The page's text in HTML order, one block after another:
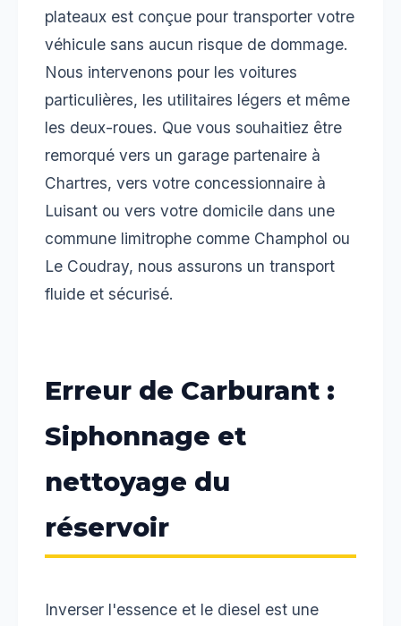
plateaux est conçue pour transporter votre
véhicule sans aucun risque de dommage.
Nous intervenons pour les voitures
particulières, les utilitaires légers et même
les deux-roues. Que vous souhaitiez être
remorqué vers un garage partenaire à
Chartres, vers votre concessionnaire à
Luisant ou vers votre domicile dans une
commune limitrophe comme Champhol ou
Le Coudray, nous assurons un transport
fluide et sécurisé.
Erreur de Carburant :
Siphonnage et
nettoyage du
réservoir
Inverser l'essence et le diesel est une